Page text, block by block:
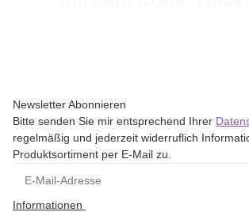
Newsletter Abonnieren
Bitte senden Sie mir entsprechend Ihrer
regelmäßig und jederzeit widerruflich
Produktsortiment per E-Mail zu.
Informationen